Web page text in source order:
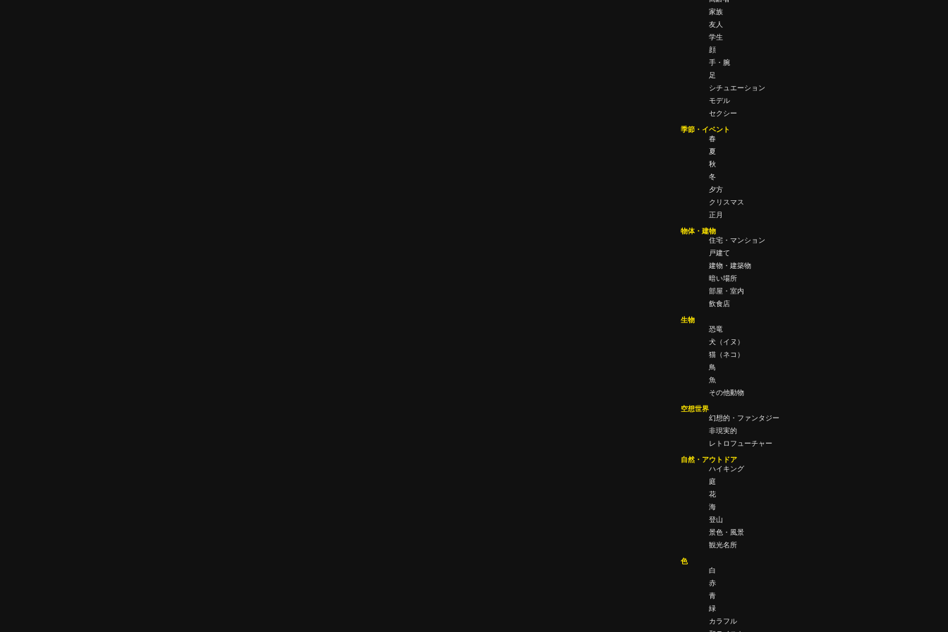
家族
友人
学生
顔
手・腕
足
シチュエーション
モデル
セクシー
季節・イベント
春
夏
秋
冬
夕方
クリスマス
正月
物体・建物
住宅・マンション
戸建て
建物・建築物
暗い場所
部屋・室内
飲食店
生物
恐竜
犬（イヌ）
猫（ネコ）
鳥
魚
その他動物
空想世界
幻想的・ファンタジー
非現実的
レトロフューチャー
自然・アウトドア
ハイキング
庭
花
海
登山
景色・風景
観光名所
色
白
赤
青
緑
カラフル